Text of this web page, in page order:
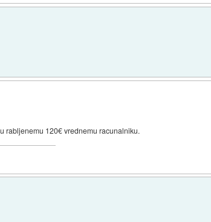
rabljenemu 120€ vrednemu racunalniku.